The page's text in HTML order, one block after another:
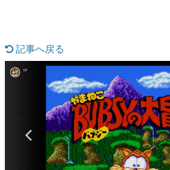
なんでゲームは面白い？
ゲーム開発者・hamatsu氏が
具体的な形から解き明かして
です。
ゲームが変えた日本語
「経験値」「裏技」「ラスボ
の起源や用法の変遷を、コン
イニーP氏が徹底調査。
記事へ戻る